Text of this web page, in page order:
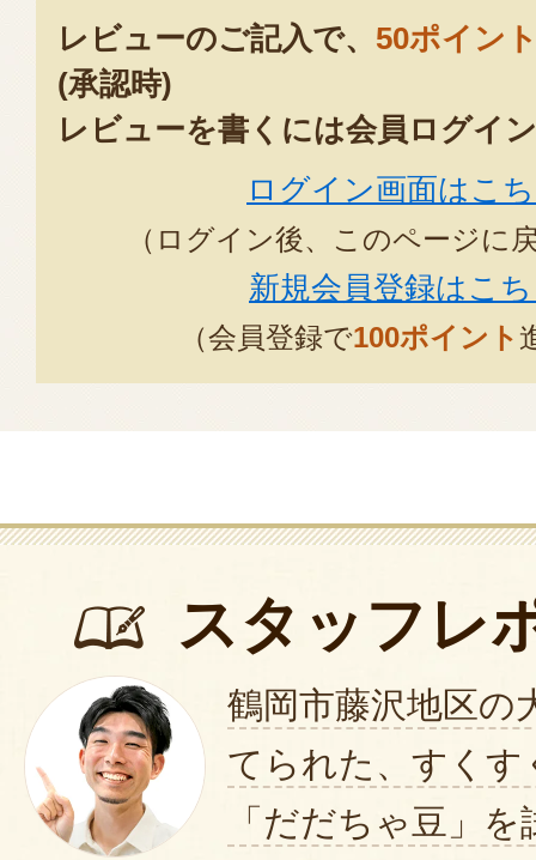
レビューのご記入で、 50ポイン
(承認時)
レビューを書くには会員ログイ
ログイン画面はこ
（ログイン後、このページに
新規会員登録はこ
（会員登録で100ポイント
スタッフレ
鶴岡市藤沢地区の
てられた、すくす
「だだちゃ豆」